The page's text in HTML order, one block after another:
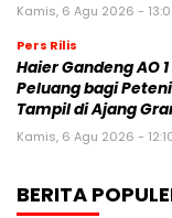
Kamis, 6 Agu 2026 -
Pers Rilis
Haier Gandeng AO
Peluang bagi
Tampil di Ajang
Kamis, 6 Agu 2026 -
BERITA